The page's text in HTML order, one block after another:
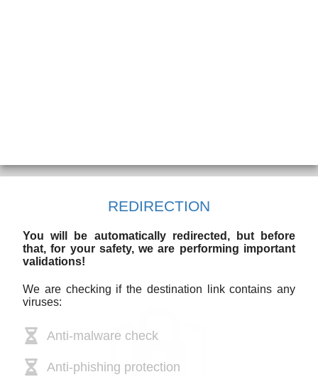
REDIRECTION
You will be automatically redirected, but before
that, for your safety, we are performing important
validations!
We are checking if the destination link contains any
viruses:
Anti-malware check
Anti-phishing protection